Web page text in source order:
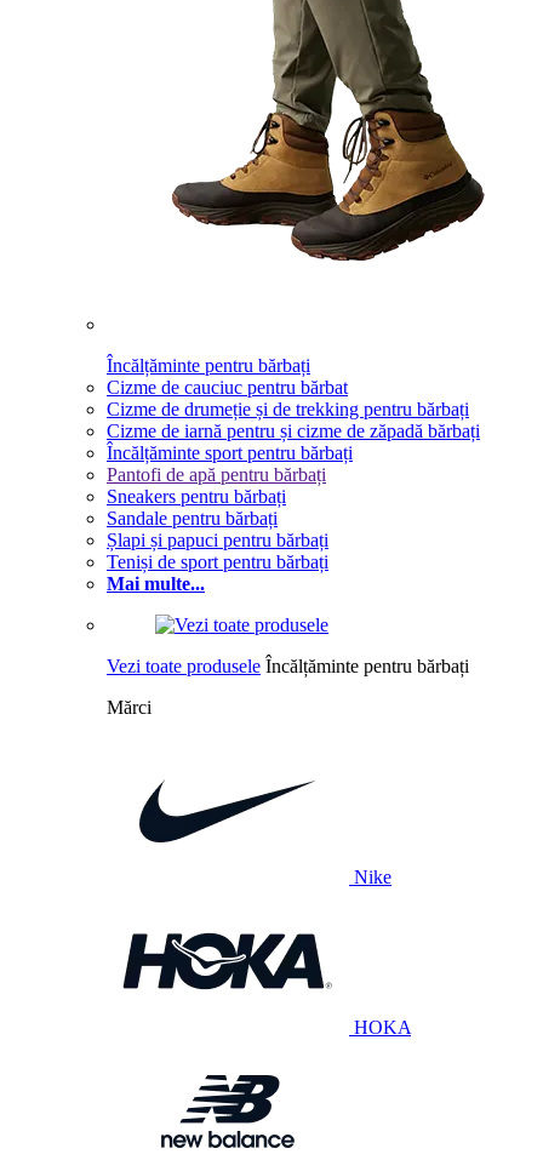
Încălțăminte pentru bărbați
Cizme de cauciuc pentru bărbat
Cizme de drumeție și de trekking pentru bărbați
Cizme de iarnă pentru și cizme de zăpadă bărbați
Încălțăminte sport pentru bărbați
Pantofi de apă pentru bărbați
Sneakers pentru bărbați
Sandale pentru bărbați
Șlapi și papuci pentru bărbați
Teniși de sport pentru bărbați
Mai multe...
Vezi toate produsele Încălțăminte pentru bărbați
Mărci
Nike
HOKA